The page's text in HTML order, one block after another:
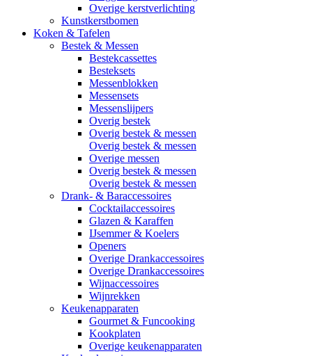
Overige kerstverlichting
Kunstkerstbomen
Koken & Tafelen
Bestek & Messen
Bestekcassettes
Besteksets
Messenblokken
Messensets
Messenslijpers
Overig bestek
Overig bestek & messen
Overig bestek & messen
Overige messen
Overig bestek & messen
Overig bestek & messen
Drank- & Baraccessoires
Cocktailaccessoires
Glazen & Karaffen
IJsemmer & Koelers
Openers
Overige Drankaccessoires
Overige Drankaccessoires
Wijnaccessoires
Wijnrekken
Keukenapparaten
Gourmet & Funcooking
Kookplaten
Overige keukenapparaten